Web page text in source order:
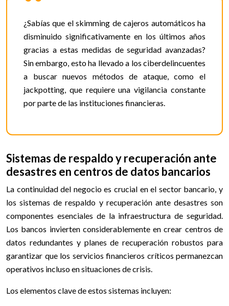
¿Sabías que el skimming de cajeros automáticos ha
disminuido significativamente en los últimos años
gracias a estas medidas de seguridad avanzadas?
Sin embargo, esto ha llevado a los ciberdelincuentes
a buscar nuevos métodos de ataque, como el
jackpotting, que requiere una vigilancia constante
por parte de las instituciones financieras.
Sistemas de respaldo y recuperación ante
desastres en centros de datos bancarios
La continuidad del negocio es crucial en el sector bancario, y
los sistemas de respaldo y recuperación ante desastres son
componentes esenciales de la infraestructura de seguridad.
Los bancos invierten considerablemente en crear centros de
datos redundantes y planes de recuperación robustos para
garantizar que los servicios financieros críticos permanezcan
operativos incluso en situaciones de crisis.
Los elementos clave de estos sistemas incluyen: